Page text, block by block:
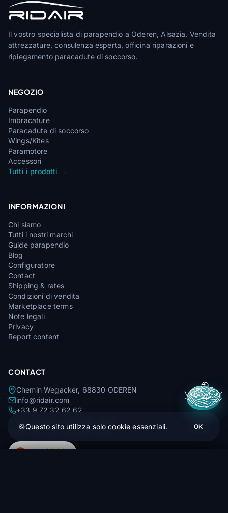
Il vostro specialista di parapendio a Oderen, Alsazia. Vendita
attrezzature, consulenza esperta, officina riparazioni e
ripiegamento paracadute di soccorso.
NEGOZIO
Parapendio
Imbracature
Paracadute di soccorso
Wings/Kites
Paramotore
Accessori
Tutti i prodotti →
INFORMAZIONI
Chi siamo
Tutti i nostri marchi
Guide parapendio
Blog
Configuratore
Contact
Shipping & rates
Condizioni di vendita
Marketplace terms
Note legali
Privacy
Report content
CONTACT
Chemin Wegacker, 68830 ODEREN
info@ridair.com
+33 9 72 32 62 62
🌞
Ott—Mar: Lun—Ven 9:00—13:00
4,9★★★★★
🍪Questo sito utilizza solo cookie essenziali. OK